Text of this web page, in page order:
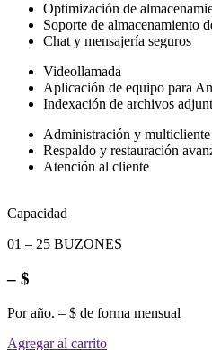
Optimización de
Soporte de almacenamiento
Chat y mensajería seguros
Videollamada
Aplicación de equipo para
Indexación de archivos
Administración y multicliente
Respaldo y restauración
Atención al cliente
Capacidad
01 – 25 BUZONES
– $
Por año. – $ de forma mensual
Agregar al carrito